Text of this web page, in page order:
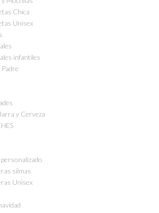
Chica
Unisex
infantiles
y Cerveza
personalizado
silmas
Unisex